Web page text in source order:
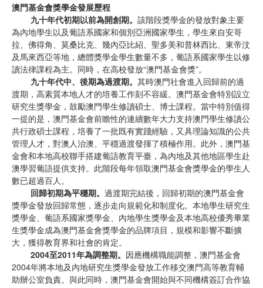
澳門基金會獎學金發展歷程
九十年代初期以前為開創期。 該階段獎學金的發放對象主要
為內地學生以及葡語系國家和個別亞洲國家學生，學生來自安哥
拉、佛得角、莫桑比克、幾內亞比紹、聖多美和普林西比、東帝汶
及馬來西亞等地，總體獎學金學生數量不多，葡語系國家學生以修
讀法律課程為主。同時，在高校發放“澳門基金會獎”。
九十年代中、後期為過渡期。 其時澳門社會進入回歸前的過
渡期，高素質本地人才的培養工作刻不容緩。澳門基金會特別設立
研究生獎學金，鼓勵澳門學生修讀碩士、博士課程。當中特別值得
一提的是，澳門基金會前瞻性的連續數年大力支持澳門學生修讀公
共行政碩士課程，培養了一批既有實踐經驗，又具理論知識的公共
管理人才，對澳人治澳、平穩過渡發揮了積極作用。此外，澳門基
金會和本地高校聯手搭建葡語教育平臺，為內地及其他地區學生赴
澳學習葡語提供支持。此階段每年領取澳門基金會獎學金的學生人
數已超過百人。
回歸初期為平穩期。 過渡期完結後，回歸初期的澳門基金會
獎學金發放回歸常態，逐步走向規範化和制度化。本地學生研究生
獎學金、葡語系國家獎學金、內地學生獎學金及本地高校優秀畢業
生獎學金成為澳門基金會獎學金的品牌項目，規模和影響不斷擴
大，獲得教育界和社會的肯定。
2004至2011年為調整期。 因應機構職能調整，澳門基金會
2004年將本地及內地研究生獎學金發放工作移交澳門高等教育輔
助辦公室負責。與此同時，澳門基金會開始與不同機構簽訂合作協